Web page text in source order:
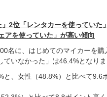
2位「レンタカーを使っていた」
を使っていた」が高い傾向
名に、はじめてのマイカーを購
いなかった」は46.4%となりま
、女性（48.8%）と比べて9.6